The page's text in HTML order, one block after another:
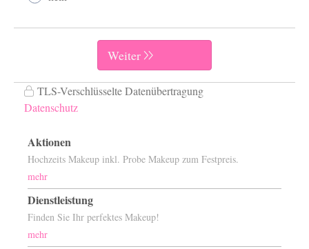
Aktionen
Hochzeits Makeup inkl. Probe Makeup zum Festpreis.
mehr
Dienstleistung
Finden Sie Ihr perfektes Makeup!
mehr